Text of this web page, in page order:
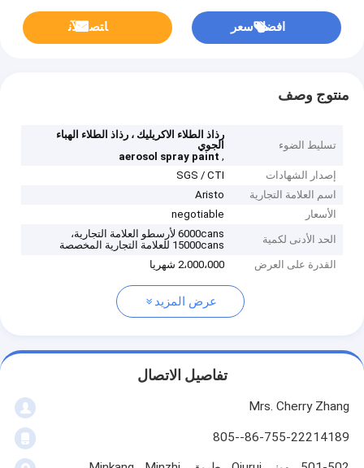
افضل سعر ﺎﺘﺼﻟ ﺍﻶﻧ
منتوج وصف
تسليط الضوء
رذاذ الطلاء الاكريليك ، رذاذ الطلاء الهباء
الجوي
,
aerosol spray paint
إصدار الشهادات
SGS / CTI
اسم العلامة التجارية
Aristo
الأسعار
negotiable
الحد الأدنى لكمية
6000cans لأرسطو العلامة التجارية،
15000cans للعلامة التجارية المخصصة
القدرة على العرض
2،000،000 شهريا
عرض المزيد
تفاصيل الاتصال
Mrs. Cherry Zhang
86-755-22214189--805